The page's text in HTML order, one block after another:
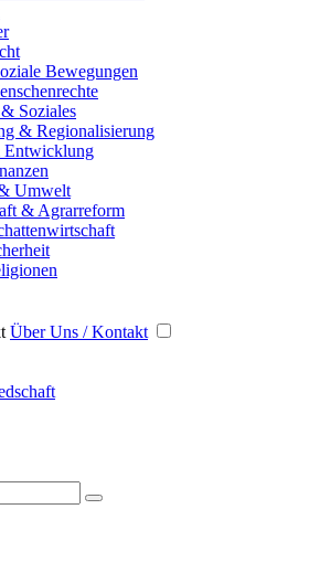
Bewegungen
Soziales
& Regionalisierung
Entwicklung
Umwelt
& Agrarreform
Über Uns / Kontakt